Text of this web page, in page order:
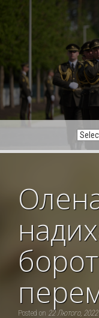
Posted on 22 Лютого, 2022